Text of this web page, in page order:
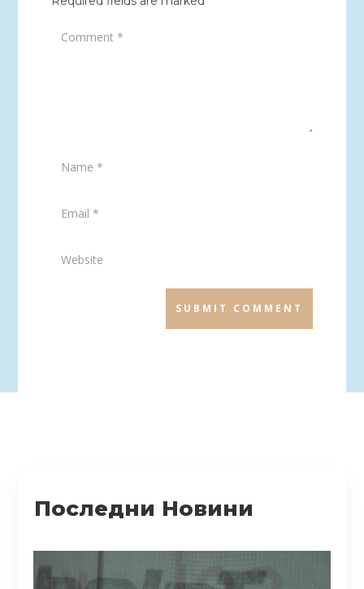
SUBMIT COMMENT
Последни Новини